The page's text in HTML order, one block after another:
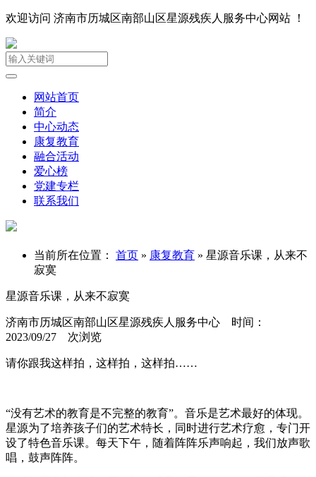
欢迎访问 济南市历城区南部山区星源残疾人服务中心网站 ！
网站首页
简介
中心动态
康复教育
融合活动
爱心榜
党建专栏
联系我们
当前所在位置： 首页 » 康复教育 » 星源音乐课，从来不
寂寞
星源音乐课，从来不寂寞
济南市历城区南部山区星源残疾人服务中心 时间：
2023/09/27 次浏览
请你跟我这样拍，这样拍，这样拍……
“没有艺术的教育是不完整的教育”。音乐是艺术最好的体现。
星源为了培养孩子们的艺术特长，同时进行艺术疗愈，专门开
设了特色音乐课。每天下午，随着阵阵乐声响起，我们放声歌
唱，鼓声阵阵。